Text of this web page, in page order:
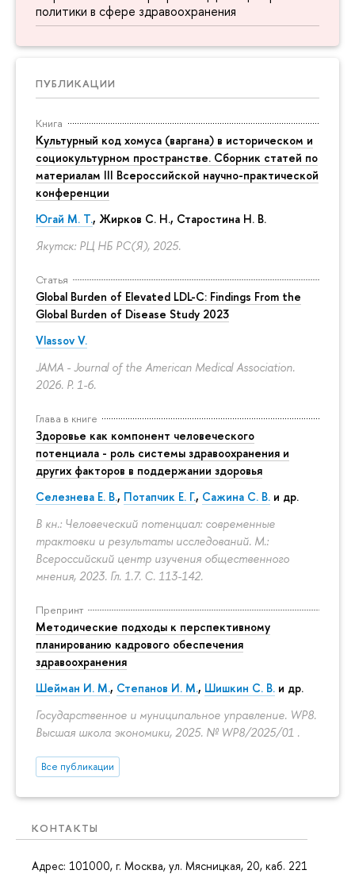
политики в сфере здравоохранения
ПУБЛИКАЦИИ
Книга
Культурный код хомуса (варгана) в историческом и
социокультурном пространстве. Сборник статей по
материалам III Всероссийской научно-практической
конференции
Югай М. Т., Жирков С. Н., Старостина Н. В.
Якутск: РЦ НБ РС(Я), 2025.
Статья
Global Burden of Elevated LDL-C: Findings From the
Global Burden of Disease Study 2023
Vlassov V.
JAMA - Journal of the American Medical Association.
2026. P. 1-6.
Глава в книге
Здоровье как компонент человеческого
потенциала - роль системы здравоохранения и
других факторов в поддержании здоровья
Селезнева Е. В., Потапчик Е. Г., Сажина С. В. и др.
В кн.: Человеческий потенциал: современные
трактовки и результаты исследований. М.:
Всероссийский центр изучения общественного
мнения, 2023. Гл. 1.7. С. 113-142.
Препринт
Методические подходы к перспективному
планированию кадрового обеспечения
здравоохранения
Шейман И. М., Степанов И. М., Шишкин С. В. и др.
Государственное и муниципальное управление. WP8.
Высшая школа экономики, 2025. № WP8/2025/01 .
Все публикации
КОНТАКТЫ
Адрес: 101000, г. Москва, ул. Мясницкая, 20, каб. 221